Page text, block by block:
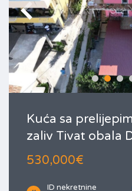
Kuća sa
zaliv Tivat obala
530,000€
ID nekretnine